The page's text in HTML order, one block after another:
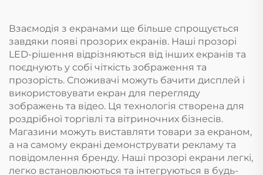
Взаємодія з екранами ще більше спрощується
завдяки появі прозорих екранів. Наші прозорі
LED-рішення відрізняються від інших екранів та
поєднують у собі чіткість зображення та
прозорість. Споживачі можуть бачити дисплей і
використовувати екран для перегляду
зображень та відео. Ця технологія створена для
роздрібної торгівлі та вітриночних бізнесів.
Магазини можуть виставляти товари за екраном,
а на самому екрані демонструвати рекламу та
повідомлення бренду. Наші прозорі екрани легкі,
легко встановлюються та інтегруються в будь-